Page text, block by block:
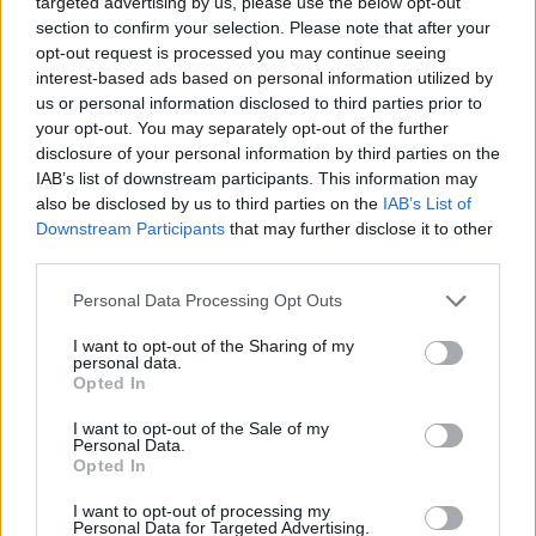
section to confirm your selection. Please note that after your
opt-out request is processed you may continue seeing
interest-based ads based on personal information utilized by
us or personal information disclosed to third parties prior to
your opt-out. You may separately opt-out of the further
disclosure of your personal information by third parties on the
IAB’s list of downstream participants. This information may
also be disclosed by us to third parties on the IAB’s List of
Downstream Participants that may further disclose it to other
Please note that this website/app uses one or more Google
not limited to your visit or usage behaviour. You may click to
grant or deny consent to Google and its third-party tags to
use your data for below specified purposes in below Google
consent section.
Personal Data Processing Opt Outs
I want to opt-out of the Sharing of my
personal data.
Opted In
I want to opt-out of the Sale of my
Personal Data.
Opted In
I want to opt-out of processing my
Personal Data for Targeted Advertising.
επιβεβαιώνοντας την αποτελεσματική κλιμάκωση
του επιχειρηματικού μοντέλου και την
πειθαρχημένη διαχείριση κόστους, παράλληλα με
τη συνεχιζόμενη ανάπτυξη. Η ισχυρή
χρηματοοικονομική επίδοση στηρίζει τόσο τις
επενδύσεις σε Έρευνα και Ανάπτυξη όσο και τη
διατήρηση ενός υγιούς και ευέλικτου ισολογισμού.
προτίθεται να προτείνει στη Γενική Συνέλευση τη
διανομή μερίσματος €0,08 ανά μετοχή ,
αυξημένου σε σχέση με την προηγούμενη χρήση
κατά 25%, επιβεβαιώνοντας τη δέσμευση του
Ομίλου για τη δημιουργία αξίας για τους μετόχους,
παράλληλα με τη χρηματοδότηση της μελλοντικής